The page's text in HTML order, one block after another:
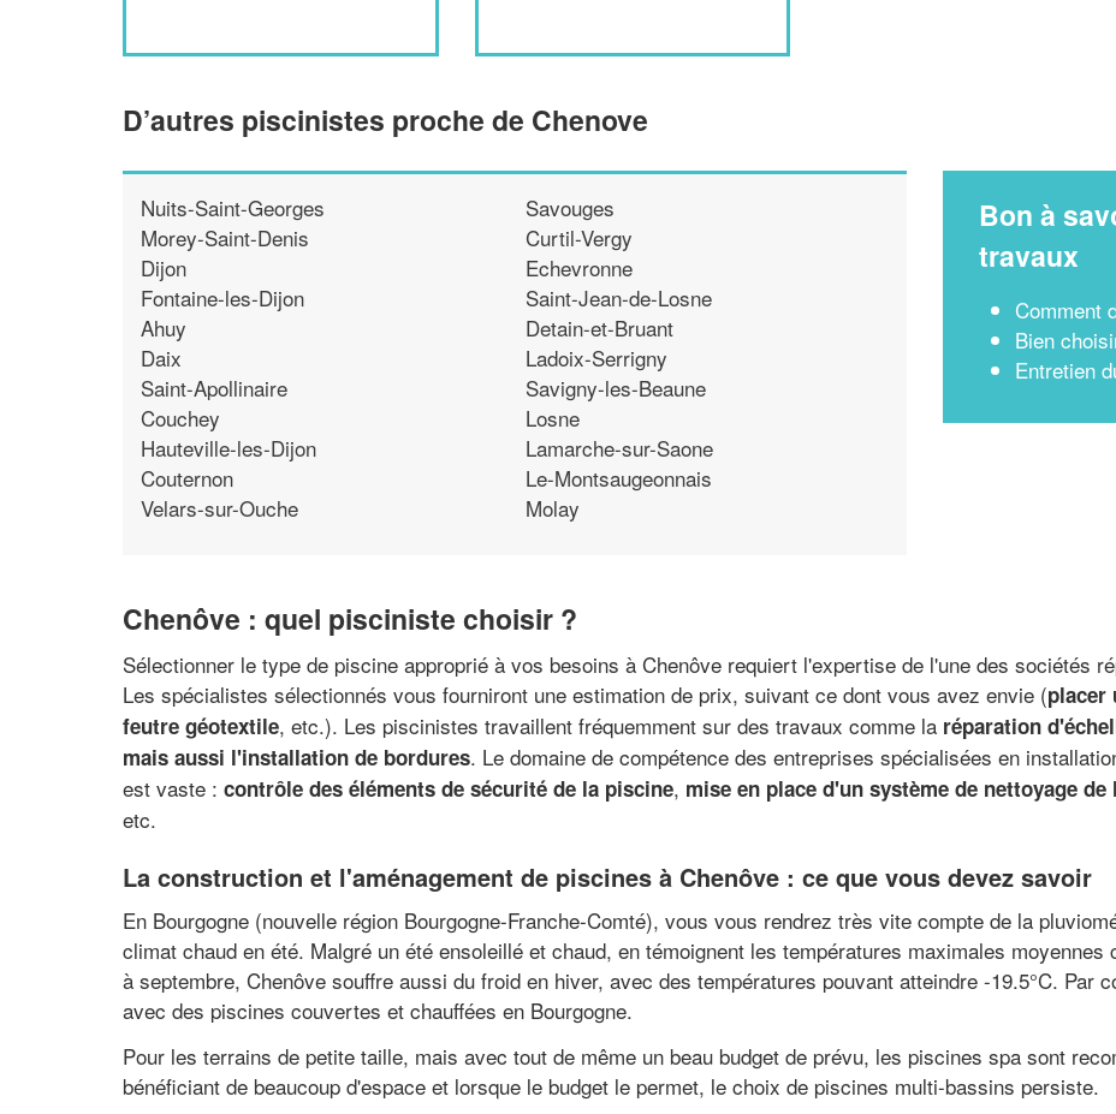
D’autres piscinistes proche de Chenove
Nuits-Saint-Georges
Morey-Saint-Denis
Dijon
Fontaine-les-Dijon
Ahuy
Daix
Saint-Apollinaire
Couchey
Hauteville-les-Dijon
Couternon
Velars-sur-Ouche
Savouges
Curtil-Vergy
Echevronne
Saint-Jean-de-Losne
Detain-et-Bruant
Ladoix-Serrigny
Savigny-les-Beaune
Losne
Lamarche-sur-Saone
Le-Montsaugeonnais
Molay
Bon à
travaux
Comment
Bien
Entretien
Chenôve : quel pisciniste choisir ?
Sélectionner le type de piscine approprié à vos besoins à Chenôve requiert l'expertise de l'une des sociétés
Les spécialistes sélectionnés vous fourniront une estimation de prix, suivant ce dont vous avez envie (placer
feutre géotextile, etc.). Les piscinistes travaillent fréquemment sur des travaux comme la réparation
mais aussi l'installation de bordures. Le domaine de compétence des entreprises spécialisées en
est vaste : contrôle des éléments de sécurité de la piscine, mise en place d'un système de nettoyage de
etc.
La construction et l'aménagement de piscines à Chenôve : ce que vous devez savoir
En Bourgogne (nouvelle région Bourgogne-Franche-Comté), vous vous rendrez très vite compte de la
climat chaud en été. Malgré un été ensoleillé et chaud, en témoignent les températures maximales moyennes
à septembre, Chenôve souffre aussi du froid en hiver, avec des températures pouvant atteindre -19.5°C. Par
avec des piscines couvertes et chauffées en Bourgogne.
Pour les terrains de petite taille, mais avec tout de même un beau budget de prévu, les piscines spa sont
bénéficiant de beaucoup d'espace et lorsque le budget le permet, le choix de piscines multi-bassins persiste.